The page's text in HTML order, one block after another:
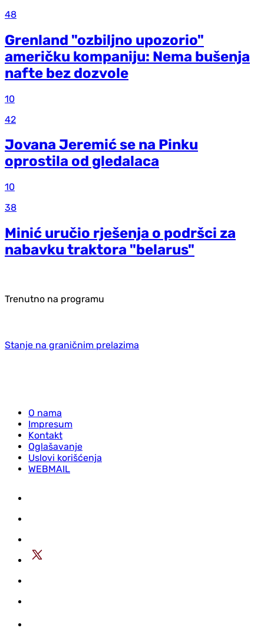
48
Grenland "ozbiljno upozorio"
američku kompaniju: Nema bušenja
nafte bez dozvole
10
42
Jovana Jeremić se na Pinku
oprostila od gledalaca
10
38
Minić uručio rješenja o podršci za
nabavku traktora "belarus"
Trenutno na programu
Stanje na graničnim prelazima
O nama
Impresum
Kontakt
Oglašavanje
Uslovi korišćenja
WEBMAIL